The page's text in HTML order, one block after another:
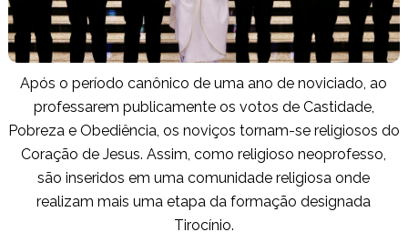
Após o período canônico de uma ano de noviciado, ao
professarem publicamente os votos de Castidade,
Pobreza e Obediência, os noviços tornam-se religiosos do
Coração de Jesus. Assim, como religioso neoprofesso,
são inseridos em uma comunidade religiosa onde
realizam mais uma etapa da formação designada
Tirocínio.